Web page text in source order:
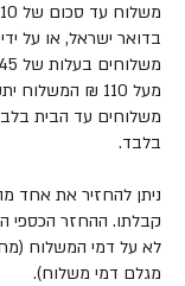
בדואר ישראל, או על
משלוחים בעלות של 45 ש"ח.
מעל 110 ₪
בלבד.
קבלתו. ההחזר הכספי
לא על דמי המשלוח
מגלם דמי משלוח).